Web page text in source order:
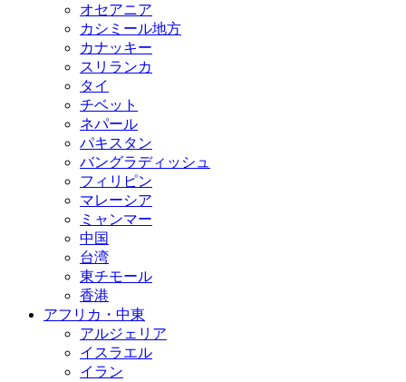
オセアニア
カシミール地方
カナッキー
スリランカ
タイ
チベット
ネパール
パキスタン
バングラディッシュ
フィリピン
マレーシア
ミャンマー
中国
台湾
東チモール
香港
アフリカ・中東
アルジェリア
イスラエル
イラン